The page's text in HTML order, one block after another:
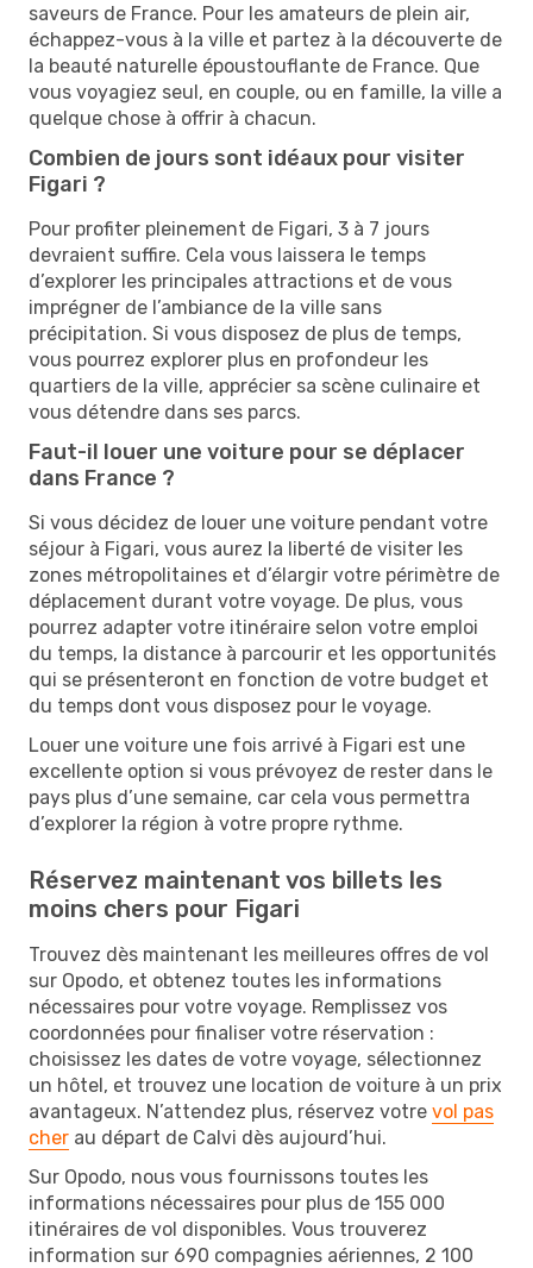
saveurs de France. Pour les amateurs de plein air,
échappez-vous à la ville et partez à la découverte de
la beauté naturelle époustouflante de France. Que
vous voyagiez seul, en couple, ou en famille, la ville a
quelque chose à offrir à chacun.
Combien de jours sont idéaux pour visiter
Figari ?
Pour profiter pleinement de Figari, 3 à 7 jours
devraient suffire. Cela vous laissera le temps
d’explorer les principales attractions et de vous
imprégner de l’ambiance de la ville sans
précipitation. Si vous disposez de plus de temps,
vous pourrez explorer plus en profondeur les
quartiers de la ville, apprécier sa scène culinaire et
vous détendre dans ses parcs.
Faut-il louer une voiture pour se déplacer
dans France ?
Si vous décidez de louer une voiture pendant votre
séjour à Figari, vous aurez la liberté de visiter les
zones métropolitaines et d’élargir votre périmètre de
déplacement durant votre voyage. De plus, vous
pourrez adapter votre itinéraire selon votre emploi
du temps, la distance à parcourir et les opportunités
qui se présenteront en fonction de votre budget et
du temps dont vous disposez pour le voyage.
Louer une voiture une fois arrivé à Figari est une
excellente option si vous prévoyez de rester dans le
pays plus d’une semaine, car cela vous permettra
d’explorer la région à votre propre rythme.
Réservez maintenant vos billets les
moins chers pour Figari
Trouvez dès maintenant les meilleures offres de vol
sur Opodo, et obtenez toutes les informations
nécessaires pour votre voyage. Remplissez vos
coordonnées pour finaliser votre réservation :
choisissez les dates de votre voyage, sélectionnez
un hôtel, et trouvez une location de voiture à un prix
avantageux. N’attendez plus, réservez votre vol pas
cher au départ de Calvi dès aujourd’hui.
Sur Opodo, nous vous fournissons toutes les
informations nécessaires pour plus de 155 000
itinéraires de vol disponibles. Vous trouverez
information sur 690 compagnies aériennes, 2 100